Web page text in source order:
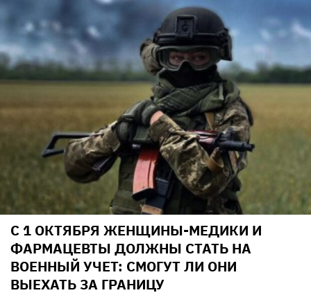
С 1 ОКТЯБРЯ ЖЕНЩИНЫ-МЕДИКИ И
ФАРМАЦЕВТЫ ДОЛЖНЫ СТАТЬ НА
ВОЕННЫЙ УЧЕТ: СМОГУТ ЛИ ОНИ
ВЫЕХАТЬ ЗА ГРАНИЦУ